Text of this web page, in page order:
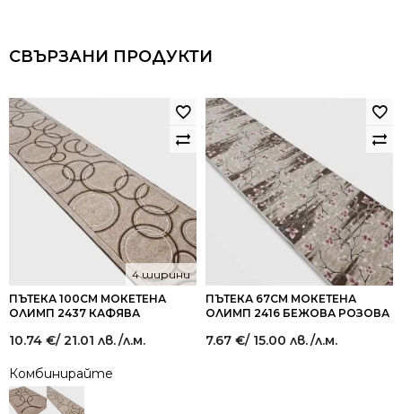
СВЪРЗАНИ ПРОДУКТИ
ПЪТЕКА 100СМ МОКЕТЕНА
ОЛИМП 2437 КАФЯВА
4 ширини
10.74 €/ 21.01 лв./л.м.
Комбинирайте
ПЪТЕКА 67СМ МОКЕТЕНА
ОЛИМП 2416 БЕЖОВА РОЗОВА
7.67 €/ 15.00 лв./л.м.